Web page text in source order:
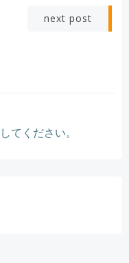
next post
してください。